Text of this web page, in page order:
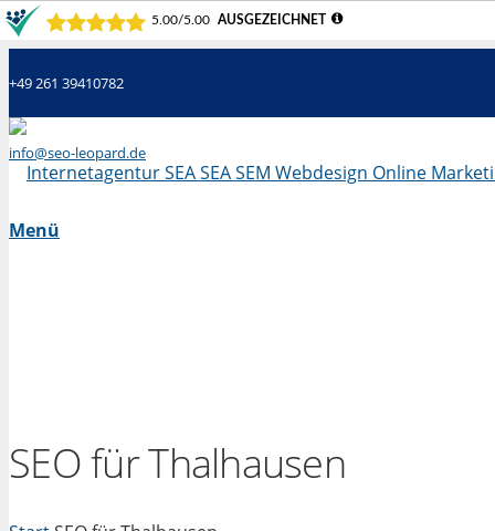
+49 261 39410782
info@seo-leopard.de
Menü
SEO für Thalhausen